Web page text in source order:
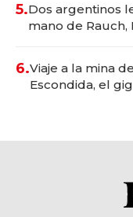
5.Dos argentinos
mano de
6.Viaje a la mina
Escondida, el